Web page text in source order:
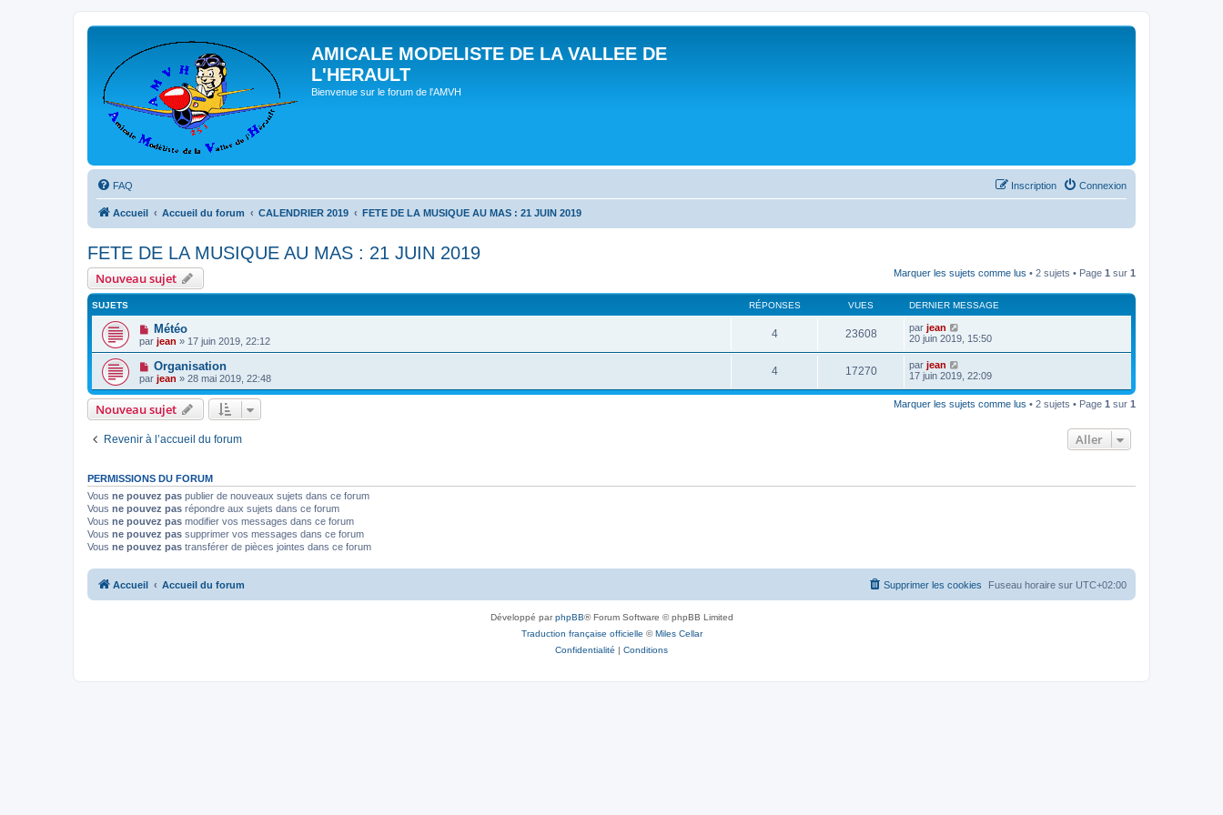
AMICALE MODELISTE DE LA VALLEE DE
L'HERAULT
Bienvenue sur le forum de l'AMVH
FAQ Connexion
Inscription
Accueil Accueil du forum CALENDRIER 2019 FETE DE LA MUSIQUE AU MAS : 21 JUIN 2019
FETE DE LA MUSIQUE AU MAS : 21 JUIN 2019
Nouveau sujet Marquer les sujets comme lus • 2 sujets • Page 1 sur 1
SUJETS RÉPONSES VUES DERNIER MESSAGE
Météo
par jean » 17 juin 2019, 22:12
4 23608 par jean
20 juin 2019, 15:50
Organisation
par jean » 28 mai 2019, 22:48
4 17270 par jean
17 juin 2019, 22:09
Nouveau sujet Marquer les sujets comme lus • 2 sujets • Page 1 sur 1
Revenir à l’accueil du forum Aller
PERMISSIONS DU FORUM
Vous ne pouvez pas publier de nouveaux sujets dans ce forum
Vous ne pouvez pas répondre aux sujets dans ce forum
Vous ne pouvez pas modifier vos messages dans ce forum
Vous ne pouvez pas supprimer vos messages dans ce forum
Vous ne pouvez pas transférer de pièces jointes dans ce forum
Accueil Accueil du forum Fuseau horaire sur UTC+02:00
Supprimer les cookies
Développé parphpBB® Forum Software © phpBB Limited
Traduction française officielle ©Miles Cellar
Confidentialité | Conditions